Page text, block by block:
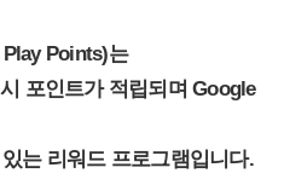
Points)는
포인트가 적립되며 Google
는 리워드 프로그램입니다.